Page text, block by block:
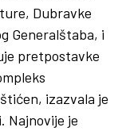
Dubravke
Generalštaba, i
pretpostavke
izazvala je
Najnovije je